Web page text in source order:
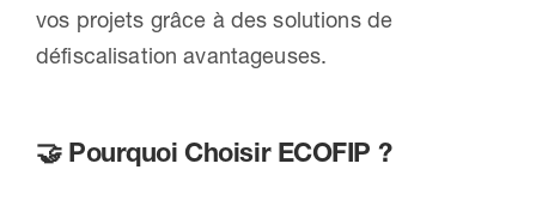
vos projets grâce à des solutions de
défiscalisation avantageuses.
🤝 Pourquoi Choisir ECOFIP ?